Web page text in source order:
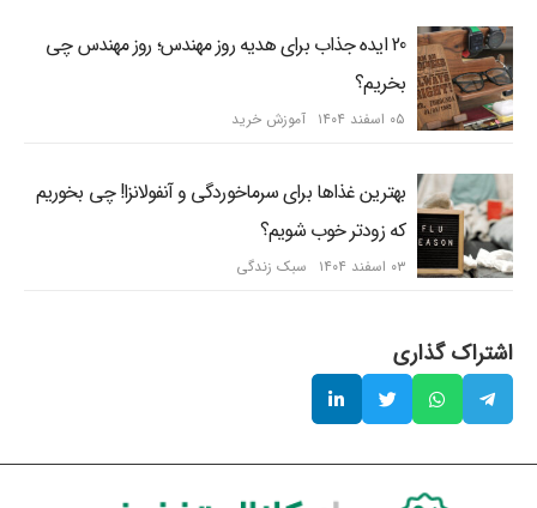
20 ایده جذاب برای هدیه روز مهندس؛ روز مهندس چی
بخریم؟
۰۵ اسفند ۱۴۰۴ آموزش خرید
بهترین غذاها برای سرماخوردگی و آنفولانزا! چی بخوریم
که زودتر خوب شویم؟
۰۳ اسفند ۱۴۰۴ سبک زندگی
اشتراک گذاری